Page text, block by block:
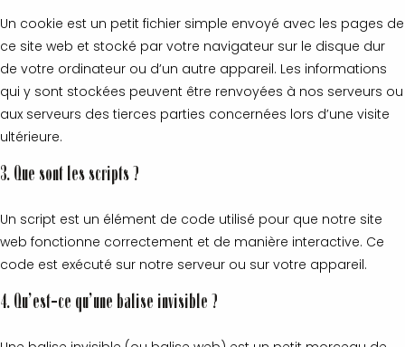
Un cookie est un petit fichier simple envoyé avec les pages de
ce site web et stocké par votre navigateur sur le disque dur
de votre ordinateur ou d’un autre appareil. Les informations
qui y sont stockées peuvent être renvoyées à nos serveurs ou
aux serveurs des tierces parties concernées lors d’une visite
ultérieure.
3. Que sont les scripts ?
Un script est un élément de code utilisé pour que notre site
web fonctionne correctement et de manière interactive. Ce
code est exécuté sur notre serveur ou sur votre appareil.
4. Qu’est-ce qu’une balise invisible ?